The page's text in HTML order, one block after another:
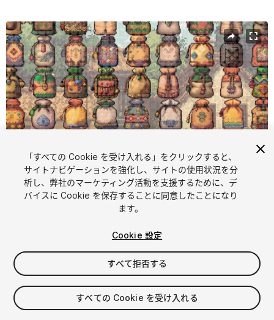
現在のスライド：1 / 2
1/2
$6.99
消費税は決済時に計算されます
「すべての Cookie を受け入れる」をクリックすると、
サイトナビゲーションを強化し、サイトの使用状況を分
析し、弊社のマーケティング活動を支援するために、デ
バイスに Cookie を保存することに同意したことになり
ます。
Cookie 設定
すべて拒否する
すべての Cookie を受け入れる